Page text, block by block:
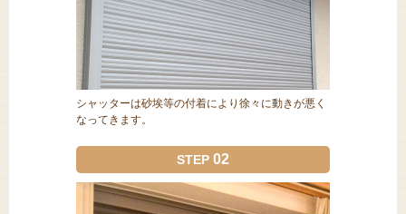
シャッターは砂埃等の付着により徐々に動きが悪く
なってきます。
STEP 02